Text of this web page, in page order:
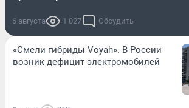
6 августа 1 027 Обсудить
«Смели гибриды Voyah». В России
возник дефицит электромобилей